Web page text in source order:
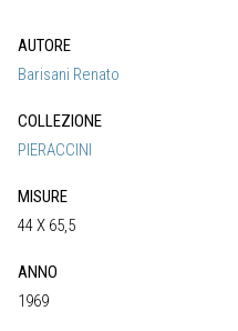
AUTORE
Barisani Renato
COLLEZIONE
PIERACCINI
MISURE
44 X 65,5
ANNO
1969